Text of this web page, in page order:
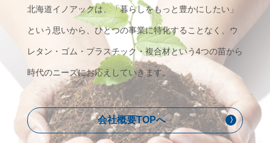
北海道イノアックは、「暮らしをもっと豊かにしたい」
という思いから、ひとつの事業に特化することなく、ウ
レタン・ゴム・プラスチック・複合材という4つの苗から
時代のニーズにお応えしていきます。
会社概要TOPへ